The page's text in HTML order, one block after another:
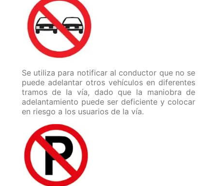
Se utiliza para notificar al conductor que no se
puede adelantar otros vehículos en diferentes
tramos de la vía, dado que la maniobra de
adelantamiento puede ser deficiente y colocar
en riesgo a los usuarios de la vía.